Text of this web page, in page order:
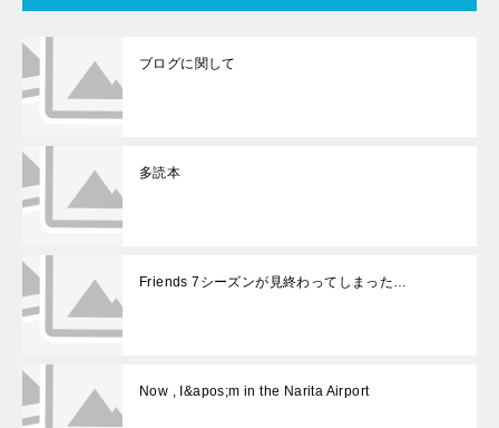
ブログに関して
多読本
Friends 7シーズンが見終わってしまった…
Now , I&apos;m in the Narita Airport